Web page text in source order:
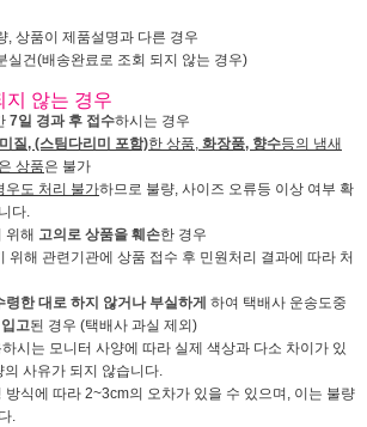
품이 제품설명과 다른 경우
(배송완료로 조회 되지 않는 경우)
지 않는 경우
7일 경과 후 접수하시는 경우
질, (스팀다리미 포함)한 상품, 화장품, 향수등의 냄새
상품은 불가
우도 처리 불가하므로 불량, 사이즈 오류등 이상 여부 확
다.
위해 고의로 상품을 훼손한 경우
해 관련기관에 상품 접수 후 민원처리 결과에 따라 처
령한 대로 하지 않거나 부실하게 하여 택배사 운송도중
고된 경우 (택배사 과실 제외)
시는 모니터 사양에 따라 실제 색상과 다소 차이가 있
사유가 되지 않습니다.
식에 따라 2~3cm의 오차가 있을 수 있으며, 이는 불량
.